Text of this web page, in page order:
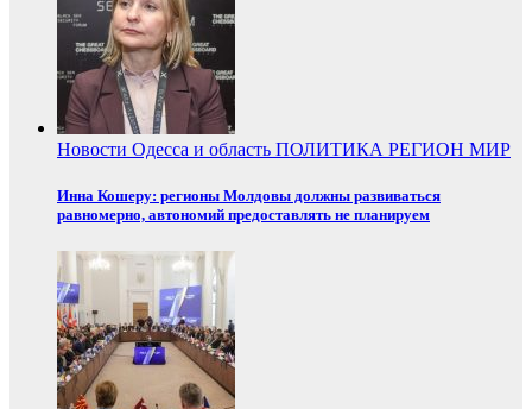
Новости Одесса и область ПОЛИТИКА РЕГИОН МИР
Инна Кошеру: регионы Молдовы должны развиваться
равномерно, автономий предоставлять не планируем